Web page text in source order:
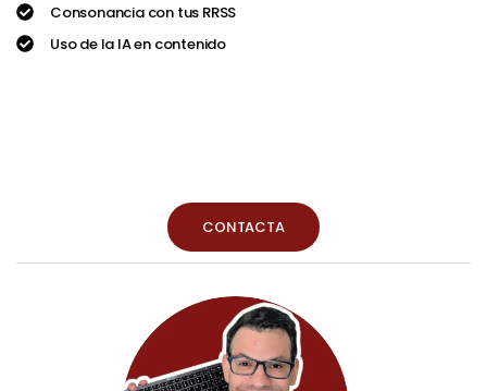
Consonancia con tus RRSS
Uso de la IA en contenido
CONTACTA